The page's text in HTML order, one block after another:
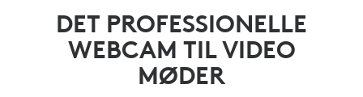
DET PROFESSIONELLE
WEBCAM TIL VIDEO
MØDER